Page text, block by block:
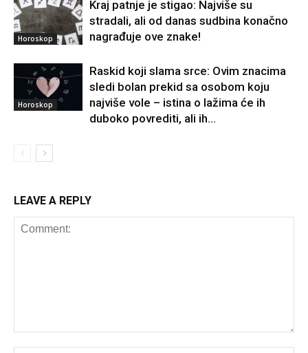
Horoskop
Kraj patnje je stigao: Najviše su
stradali, ali od danas sudbina konačno
nagrađuje ove znake!
Horoskop
Raskid koji slama srce: Ovim znacima
sledi bolan prekid sa osobom koju
najviše vole – istina o lažima će ih
duboko povrediti, ali ih...
LEAVE A REPLY